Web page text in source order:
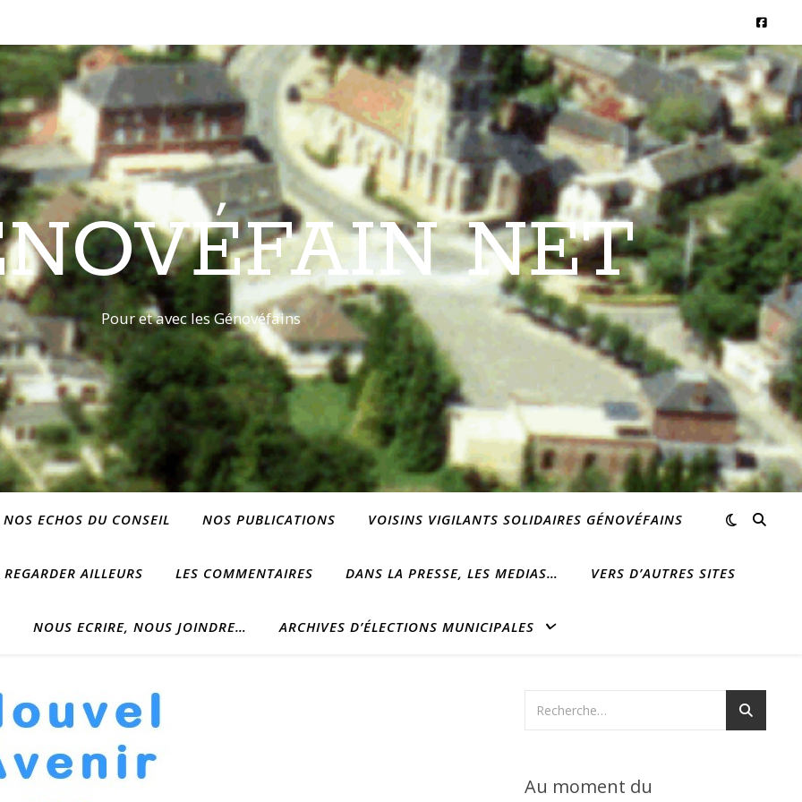
NET
Pour et avec les Génovéfains
NOS ECHOS DU CONSEIL NOS PUBLICATIONS VOISINS VIGILANTS SOLIDAIRES GÉNOVÉFAINS
REGARDER AILLEURS LES COMMENTAIRES DANS LA PRESSE, LES MEDIAS… VERS D’AUTRES SITES
NOUS ECRIRE, NOUS JOINDRE… ARCHIVES D’ÉLECTIONS MUNICIPALES
Au moment du